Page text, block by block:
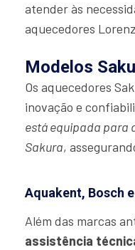
atender às
aquecedores
Modelos
Os aquecedores
inovação e
está equipada para
Sakura,
Aquakent, Bosch
Além das marcas
assistência